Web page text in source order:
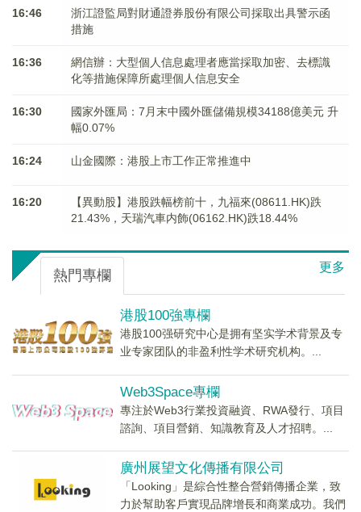
16:46
浙江證監局對財通證券股份有限公司採取出具警示函
措施
16:36
網信辦：大型個人信息處理者應當採取加密、去標識
化等措施保障所處理個人信息安全
16:30
國家外匯局：7月末中國外匯儲備規模34188億美元 升
幅0.07%
16:24 山金國際：港股上市工作正常推進中
16:20
【異動股】港股跌幅榜前十，九福來(08611.HK)跌
21.43%，天瑞汽車内飾(06162.HK)跌18.44%
更多
熱門專欄
港股100強專欄
港股100强研究中心是拥有坚实学术背景及专
业专家团队的非盈利性学术研究机构。...
Web3Space專欄
專注於Web3行業投資融資、RWA發行、項目
諮詢、項目營銷、知識教育及人才招聘。...
廣州展望文化傳播有限公司
「Looking」是綜合性整合營銷傳播企業，致
力於幫助客戶實現品牌增長和商業成功。我們